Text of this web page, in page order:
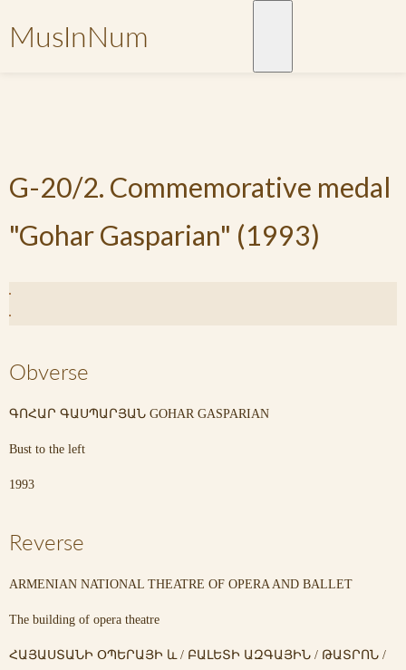
MusInNum
G-20/2. Commemorative medal
"Gohar Gasparian" (1993)
Obverse
ԳՈՀԱՐ ԳԱՍՊԱՐՅԱՆ GOHAR GASPARIAN
Bust to the left
1993
Reverse
ARMENIAN NATIONAL THEATRE OF OPERA AND BALLET
The building of opera theatre
ՀԱՅԱՍՏԱՆԻ ՕՊԵՐԱՅԻ և / ԲԱԼԵՏԻ ԱԶԳԱՅԻՆ / ԹԱՏՐՈՆ /